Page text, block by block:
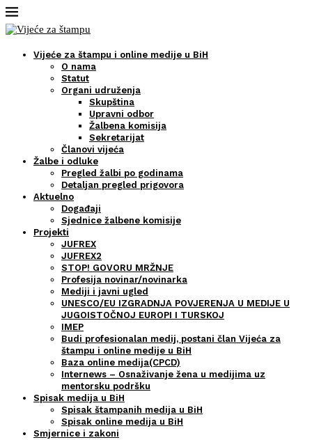
Vijeće za štampu i online medije u BiH
O nama
Statut
Organi udruženja
Skupština
Upravni odbor
Žalbena komisija
Sekretarijat
Članovi vijeća
Žalbe i odluke
Pregled žalbi po godinama
Detaljan pregled prigovora
Aktuelno
Događaji
Sjednice žalbene komisije
Projekti
JUFREX
JUFREX2
STOP! GOVORU MRŽNJE
Profesija novinar/novinarka
Mediji i javni ugled
UNESCO/EU IZGRADNJA POVJERENJA U MEDIJE U
JUGOISTOČNOJ EUROPI I TURSKOJ
IMEP
Budi profesionalan medij, postani član Vijeća za
štampu i online medije u BiH
Baza online medija(CPCD)
Internews – Osnaživanje žena u medijima uz
mentorsku podršku
Spisak medija u BiH
Spisak štampanih medija u BiH
Spisak online medija u BiH
Smjernice i zakoni